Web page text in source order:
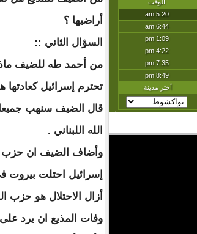
أراضيها ؟
السؤال الثاني ::
من أحمد طه للضيف ماذا
تحترم إسرائيل كعادتها
قال الضيف سنهب
الله اللبناني .
وأضاف الضيف ان حزب
أزال الاحتلال هو حزب
وفات المذيع ان يرد على